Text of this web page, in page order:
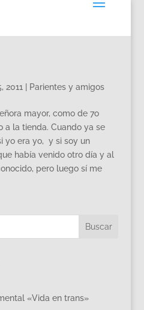
2011 Parientes y amigos
mayor, como de 7o
a la tienda. Cuando ya se
yo era yo, y si soy un
había venido otro día y al
pero luego sí me
«Vida en trans»